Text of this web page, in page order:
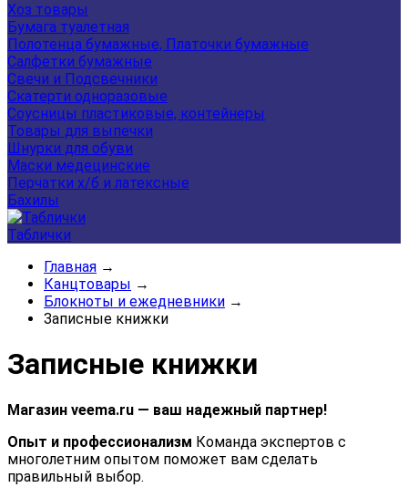
Хоз товары
Бумага туалетная
Полотенца бумажные, Платочки бумажные
Салфетки бумажные
Свечи и Подсвечники
Скатерти одноразовые
Соусницы пластиковые, контейнеры
Товары для выпечки
Шнурки для обуви
Маски медецинские
Перчатки х/б и латексные
Бахилы
Таблички
Главная →
Канцтовары →
Блокноты и ежедневники →
Записные книжки
Записные книжки
Магазин veema.ru — ваш надежный партнер!
Опыт и профессионализм Команда экспертов с
многолетним опытом поможет вам сделать
правильный выбор.